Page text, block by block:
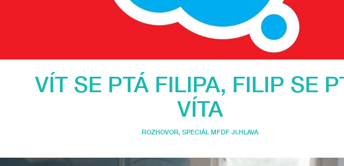
VÍT SE PTÁ FILIPA, FILIP SE
VÍTA
ROZHOVOR, SPECIÁL MFDF JI.HLAVA